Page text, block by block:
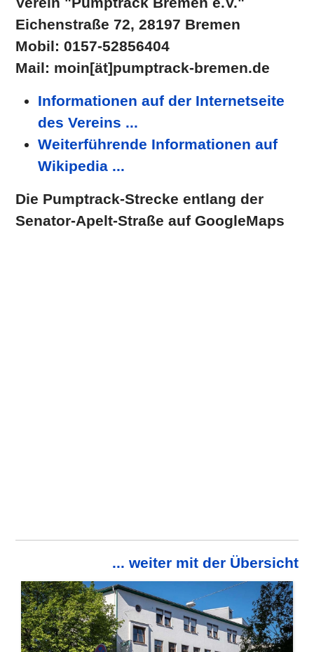
Eichenstraße 72, 28197 Bremen
Mobil: 0157-52856404
Mail: moin[ät]pumptrack-bremen.de
Informationen auf der Internetseite
des Vereins ...
Weiterführende Informationen auf
Wikipedia ...
Die Pumptrack-Strecke entlang der
Senator-Apelt-Straße auf GoogleMaps
... weiter mit der Übersicht